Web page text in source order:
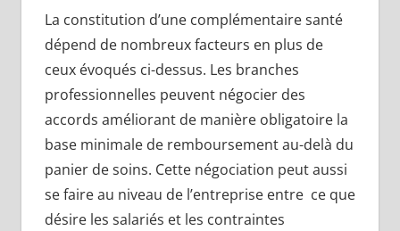
La constitution d’une complémentaire santé
dépend de nombreux facteurs en plus de
ceux évoqués ci-dessus. Les branches
professionnelles peuvent négocier des
accords améliorant de manière obligatoire la
base minimale de remboursement au-delà du
panier de soins. Cette négociation peut aussi
se faire au niveau de l’entreprise entre ce que
désire les salariés et les contraintes